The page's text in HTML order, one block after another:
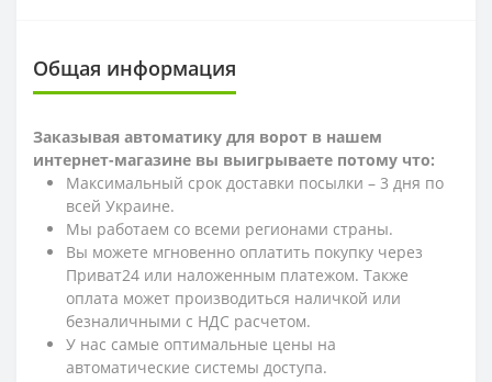
Общая информация
Заказывая автоматику для ворот в нашем
интернет-магазине вы выигрываете потому что:
Максимальный срок доставки посылки – 3 дня по
всей Украине.
Мы работаем со всеми регионами страны.
Вы можете мгновенно оплатить покупку через
Приват24 или наложенным платежом. Также
оплата может производиться наличкой или
безналичными с НДС расчетом.
У нас самые оптимальные цены на
автоматические системы доступа.